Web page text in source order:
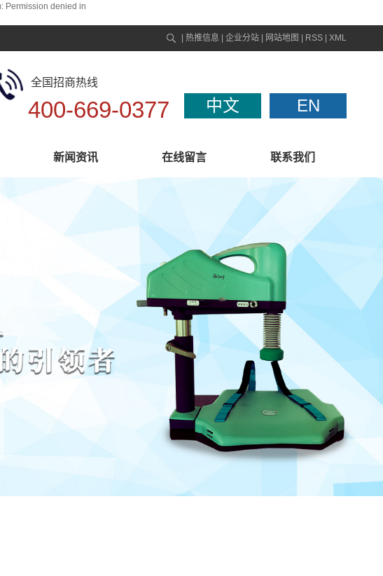
Permission denied in
热推信息 企业分站 网站地图 RSS XML
全国招商热线
400-669-0377 中文 EN
新闻资讯 在线留言 联系我们
联系我们